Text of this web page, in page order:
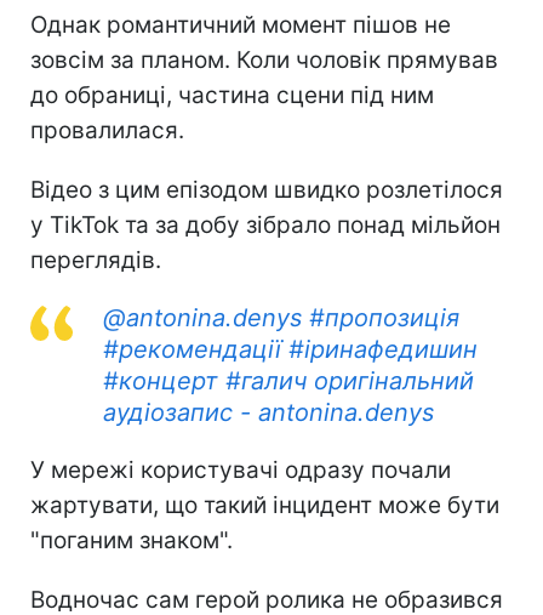
Однак романтичний момент пішов не
зовсім за планом. Коли чоловік прямував
до обраниці, частина сцени під ним
провалилася.
Відео з цим епізодом швидко розлетілося
у TikTok та за добу зібрало понад мільйон
переглядів.
@antonina.denys #пропозиція
#рекомендації #іринафедишин
#концерт #галич оригінальний
аудіозапис - antonina.denys
У мережі користувачі одразу почали
жартувати, що такий інцидент може бути
"поганим знаком".
Водночас сам герой ролика не образився